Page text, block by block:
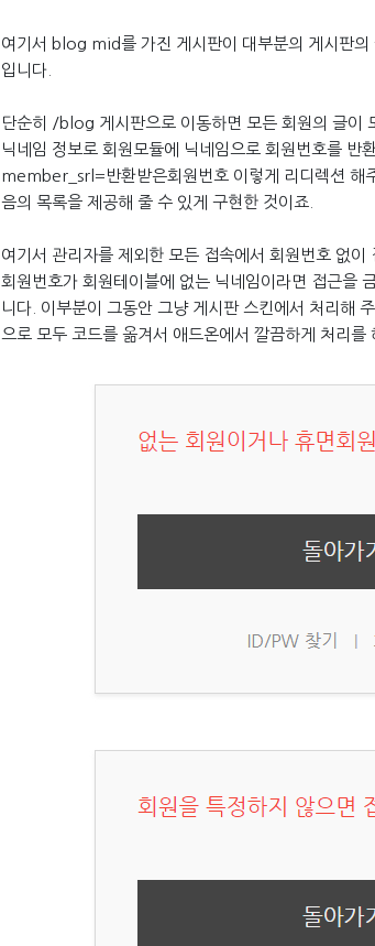
여기서 blog mid를 가진 게시판이 대부분의 게시판
입니다.
단순히 /blog 게시판으로 이동하면 모든 회원의 글
닉네임 정보로 회원모듈에 닉네임으로 회원번호를
member_srl=반환받은회원번호 이렇게 리디렉션 해
음의 목록을 제공해 줄 수 있게 구현한 것이죠.
여기서 관리자를 제외한 모든 접속에서 회원번호 없
회원번호가 회원테이블에 없는 닉네임이라면 접근을
니다. 이부분이 그동안 그냥 게시판 스킨에서 처리해
으로 모두 코드를 옮겨서 애드온에서 깔끔하게 처리를